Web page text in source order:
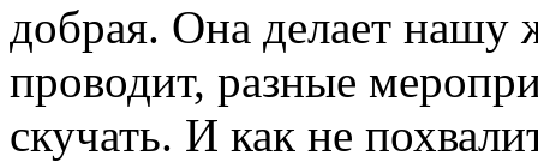
добрая. Она делает нашу
проводит, разные
скучать. И как не